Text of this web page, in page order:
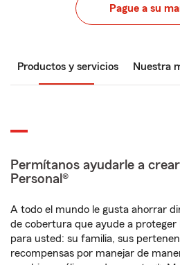
Pague a su
Productos y servicios Nuestra
Permítanos ayudarle a
Personal®
A todo el mundo le gusta ahorrar
de cobertura que ayude a
para usted: su familia, sus
recompensas por manejar de